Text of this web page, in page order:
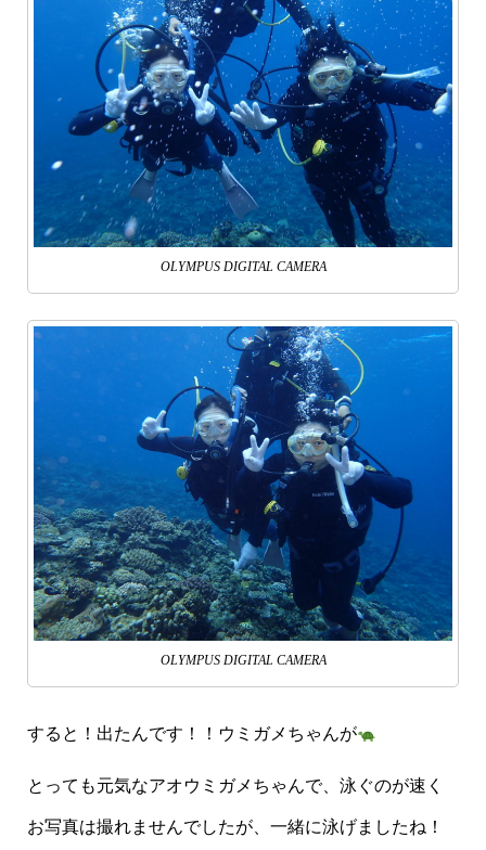
OLYMPUS DIGITAL CAMERA
OLYMPUS DIGITAL CAMERA
すると！出たんです！！ウミガメちゃんが
とっても元気なアオウミガメちゃんで、泳ぐのが速く
お写真は撮れませんでしたが、一緒に泳げましたね！